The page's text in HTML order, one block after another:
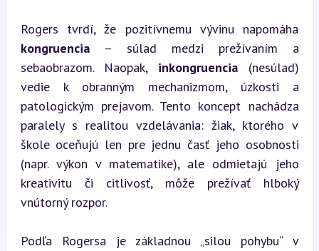
kongruencia – súlad medzi prežívaním a
sebaobrazom. Naopak, inkongruencia (nesúlad)
vedie k obranným mechanizmom, úzkosti a
patologickým prejavom. Tento koncept nachádza
paralely s realitou vzdelávania: žiak, ktorého v
škole oceňujú len pre jednu časť jeho osobnosti
(napr. výkon v matematike), ale odmietajú jeho
kreativitu či citlivosť, môže prežívať hlboký
vnútorný rozpor.
Podľa Rogersa je základnou „silou pohybu“ v